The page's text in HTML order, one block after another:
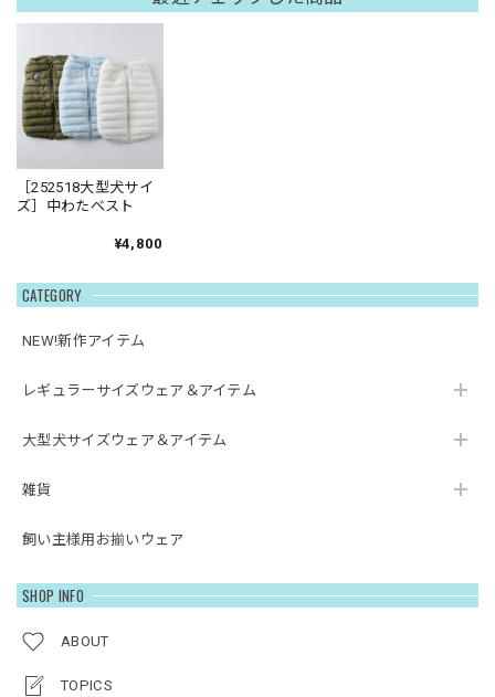
CATEGORY
NEW!新作アイテム
レギュラーサイズウェア＆アイテム
大型犬サイズウェア＆アイテム
雑貨
飼い主様用お揃いウェア
SHOP INFO
ABOUT
TOPICS
［252518大型犬サイ
ズ］中わたベスト
¥4,800